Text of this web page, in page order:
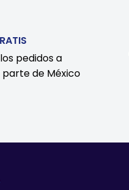
pedidos a
de México